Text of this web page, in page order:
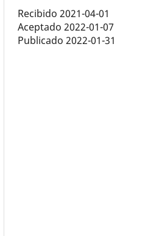
Recibido 2021-04-01
Aceptado 2022-01-07
Publicado 2022-01-31